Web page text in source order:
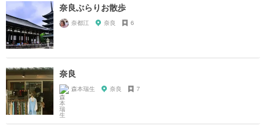
奈良ぶらりお散歩
奈都江 奈良 6
奈良
森本瑞生 奈良 7